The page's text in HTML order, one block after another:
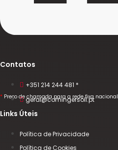
Contatos
+351 214 244 481 *
* Preço de chamada para a rede fixa nacional
geral@comingersoll.pt
Links Úteis
Política de Privacidade
Política de Cookies